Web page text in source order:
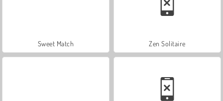
Sweet Match Zen Solitaire